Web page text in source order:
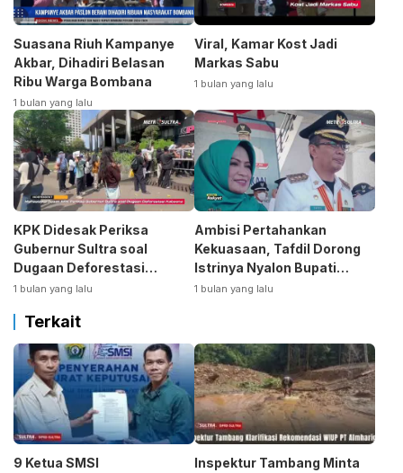
Suasana Riuh Kampanye
Akbar, Dihadiri Belasan
Ribu Warga Bombana
1 bulan yang lalu
Viral, Kamar Kost Jadi
Markas Sabu
1 bulan yang lalu
KPK Didesak Periksa
Gubernur Sultra soal
Dugaan Deforestasi
Kabaen
1 bulan yang lalu
Ambisi Pertahankan
Kekuasaan, Tafdil Dorong
Istrinya Nyalon Bupati
Bombana
1 bulan yang lalu
Terkait
9 Ketua SMSI
Inspektur Tambang Minta